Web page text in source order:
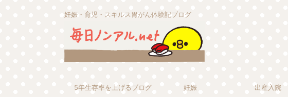
妊娠・育児・スキルス胃がん体験記ブログ
5年生存率を上げるブログ 妊娠 出産入院